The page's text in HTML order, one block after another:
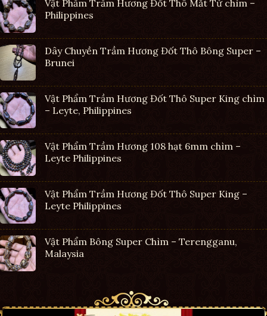
Vật Phẩm Trầm Hương Đốt Thô Mắt Tử chìm –
Philippines
Dây Chuyền Trầm Hương Đốt Thô Bông Super –
Brunei
Vật Phẩm Trầm Hương Đốt Thô Super King chìm
– Leyte, Philippines
Vật Phẩm Trầm Hương 108 hạt 6mm chìm –
Leyte Philippines
Vật Phẩm Trầm Hương Đốt Thô Super King –
Leyte Philippines
Vật Phẩm Bông Super Chìm – Terengganu,
Malaysia